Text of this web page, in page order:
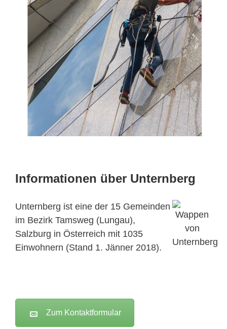
Informationen über Unternberg
Unternberg ist eine der 15 Gemeinden
im Bezirk Tamsweg (Lungau),
Salzburg in Österreich mit 1035
Einwohnern (Stand 1. Jänner 2018).
Zum Kontaktformular